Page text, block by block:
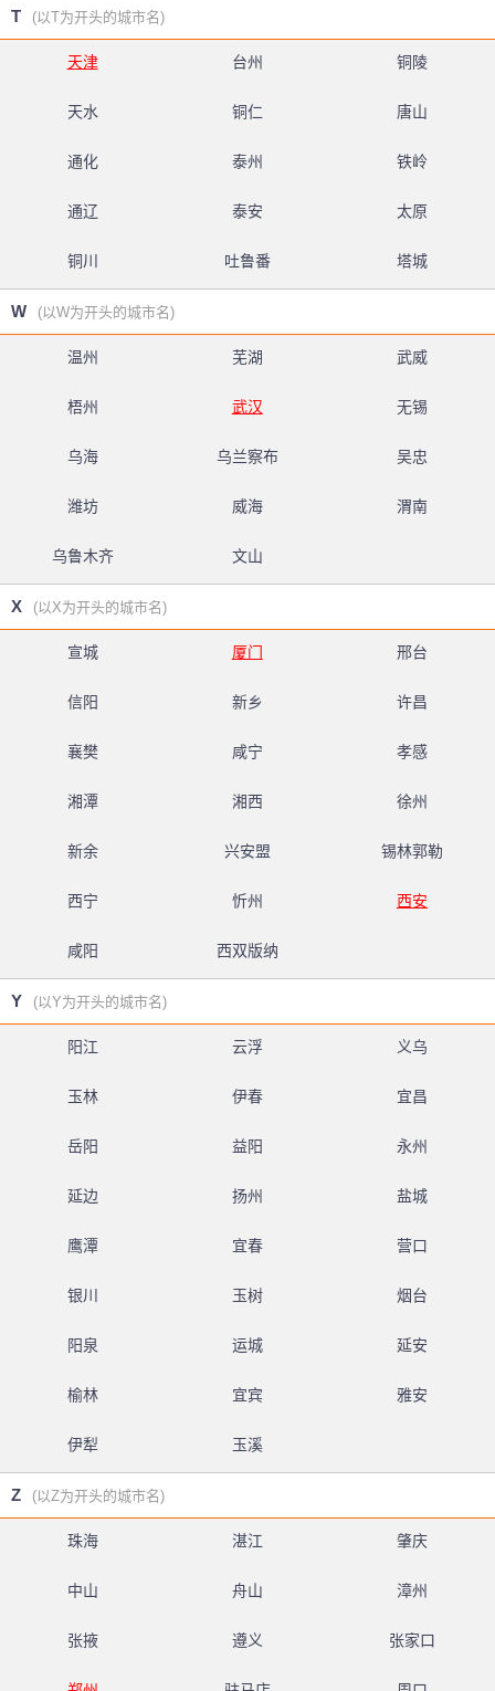
T (以T为开头的城市名)
天津 台州 铜陵
天水 铜仁 唐山
通化 泰州 铁岭
通辽 泰安 太原
铜川 吐鲁番 塔城
W (以W为开头的城市名)
温州 芜湖 武威
梧州 武汉 无锡
乌海 乌兰察布 吴忠
潍坊 威海 渭南
乌鲁木齐 文山
X (以X为开头的城市名)
宣城 厦门 邢台
信阳 新乡 许昌
襄樊 咸宁 孝感
湘潭 湘西 徐州
新余 兴安盟 锡林郭勒
西宁 忻州 西安
咸阳 西双版纳
Y (以Y为开头的城市名)
阳江 云浮 义乌
玉林 伊春 宜昌
岳阳 益阳 永州
延边 扬州 盐城
鹰潭 宜春 营口
银川 玉树 烟台
阳泉 运城 延安
榆林 宜宾 雅安
伊犁 玉溪
Z (以Z为开头的城市名)
珠海 湛江 肇庆
中山 舟山 漳州
张掖 遵义 张家口